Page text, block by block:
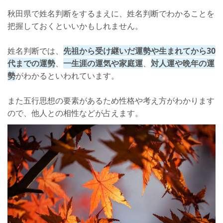
姓名判断で自分の運勢を知ろう
秋田県で姓名判断をするまえに、姓名判断でわかることを
把握しておくといいかもしれません。
姓名判断では、 先祖から受け継いだ運勢や生まれてから30
代までの運勢、 一生涯の運気や家庭運、 対人運や晩年の運
勢がわかるといわれています。
また五行思想の要素があるため性格や考え方がわかります
ので、他人との相性などが占えます。